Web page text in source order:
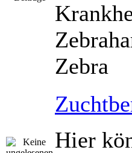
Zebra
Hier